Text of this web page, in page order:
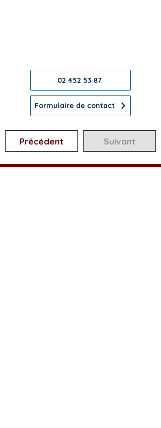
02 452 53 87
Formulaire de contact
Précédent Suivant